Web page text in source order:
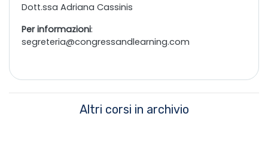
Dott.ssa Adriana Cassinis
Per informazioni:
segreteria@congressandlearning.com
Altri corsi in archivio